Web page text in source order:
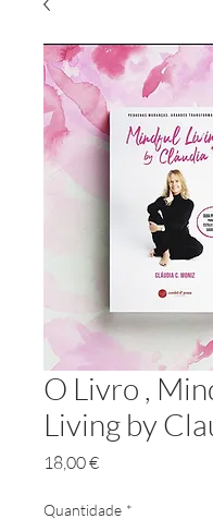
O Livro ,
Living by
18,00 €Preço
Quantidade *